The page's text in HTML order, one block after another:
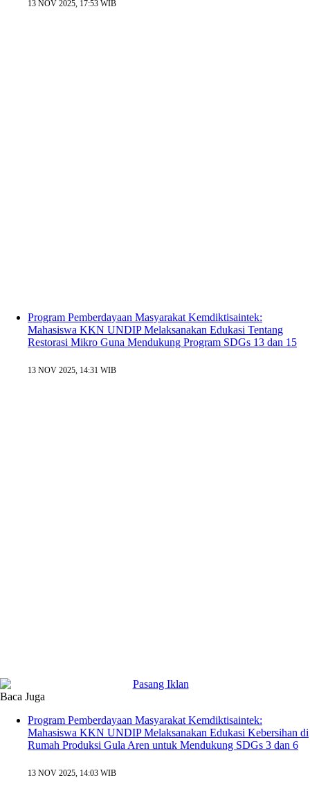
13 NOV 2025, 17:53 WIB
Program Pemberdayaan Masyarakat Kemdiktisaintek:
Mahasiswa KKN UNDIP Melaksanakan Edukasi Tentang
Restorasi Mikro Guna Mendukung Program SDGs 13 dan 15
13 NOV 2025, 14:31 WIB
Baca Juga
Program Pemberdayaan Masyarakat Kemdiktisaintek:
Mahasiswa KKN UNDIP Melaksanakan Edukasi Kebersihan di
Rumah Produksi Gula Aren untuk Mendukung SDGs 3 dan 6
13 NOV 2025, 14:03 WIB